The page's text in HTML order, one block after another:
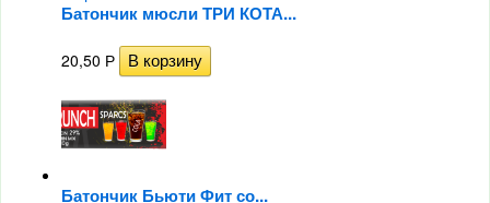
Батончик мюсли ТРИ КОТА...
20,50 Р
Батончик Бьюти Фит со...